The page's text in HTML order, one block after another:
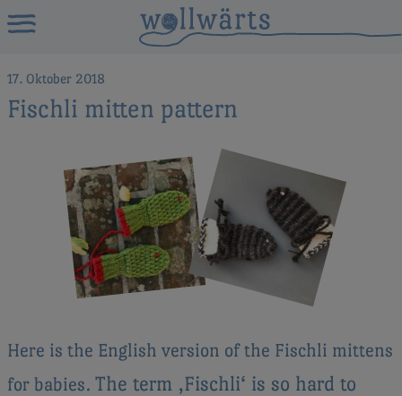
17. Oktober 2018
Fischli mitten pattern
Here is the English version of the Fischli mittens
for babies. The term ‚Fischli‘ is so hard to